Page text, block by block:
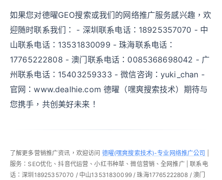
如果您对德曜GEO搜索或我们的网络推广服务感兴趣，欢
迎随时联系我们： - 深圳联系电话：18925357070 - 中
山联系电话：13531830099 - 珠海联系电话：
17765222808 - 澳门联系电话：0085368698042 - 广
州联系电话：15403259333 - 微信咨询：yuki_chan -
官网：www.dealhie.com 德曜（嘿爽搜索技术）期待与
您携手，共创美好未来！
了解更多营销推广资讯，欢迎访问 德曜(嘿爽搜索技术)-专业网络推广公司
服务：SEO优化、抖音代运营、小红书种草、微信营销、全网推广 | 联系电
话：深圳18925357070 / 中山13531830099 / 珠海17765222808 / 澳门